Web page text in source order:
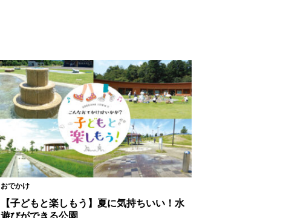
おでかけ
【子どもと楽しもう】夏に気持ちいい！水
遊びができる公園